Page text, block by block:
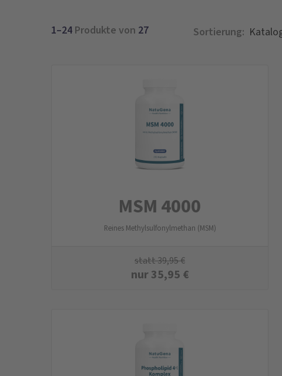
1–24 Produkte von 27 Sortierung:
MSM 4000
Reines Methylsulfonylmethan (MSM)
statt39,95€
nur35,95 €